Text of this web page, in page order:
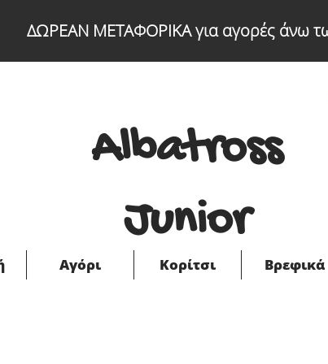
ΔΩΡΕΑΝ ΜΕΤΑΦΟΡΙΚΑ για αγορές άνω
Albatross
Junior
Αγόρι Κορίτσι Βρεφικά